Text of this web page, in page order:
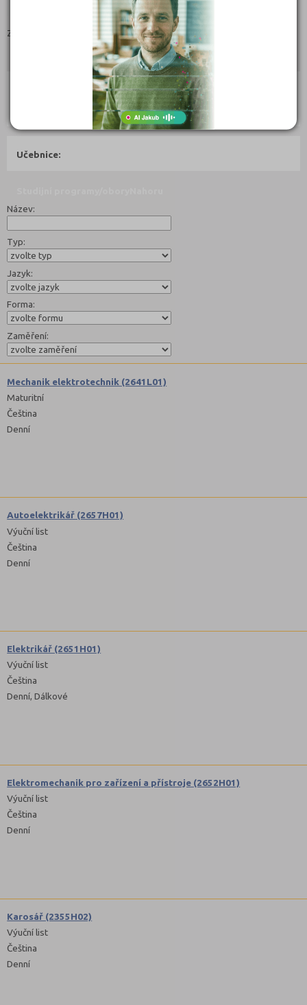
Zdroj dat
Centrum pro zjišťování výsledků vzdělávání
ucebniobory.com doporučují pro přípravuNahoru
Jak se dostat na střední školu
Učebnice:
Název:
Typ:
Jazyk:
Forma:
Zaměření:
Mechanik elektrotechnik (2641L01)
Maturitní
Čeština
Denní
Autoelektrikář (2657H01)
Výuční list
Čeština
Denní
Elektrikář (2651H01)
Výuční list
Čeština
Denní, Dálkové
Elektromechanik pro zařízení a přístroje (2652H01)
Výuční list
Čeština
Denní
Karosář (2355H02)
Výuční list
Čeština
Denní